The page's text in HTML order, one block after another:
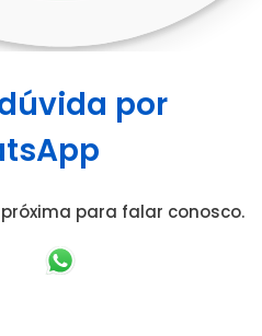
por
para falar conosco.